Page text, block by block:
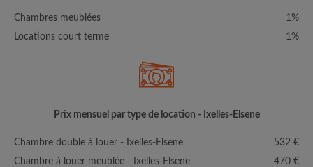
Chambres meublées
1%
Locations court terme
1%
Prix mensuel par type de location - Ixelles-Elsene
Chambre double à louer - Ixelles-Elsene
532 €
Chambre à louer meublée - Ixelles-Elsene
470 €